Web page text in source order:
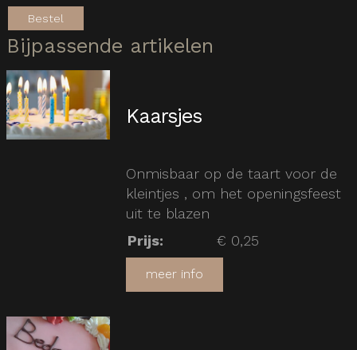
Bestel
Bijpassende artikelen
Kaarsjes
Onmisbaar op de taart voor de
kleintjes , om het openingsfeest
uit te blazen
Prijs: € 0,25
meer info